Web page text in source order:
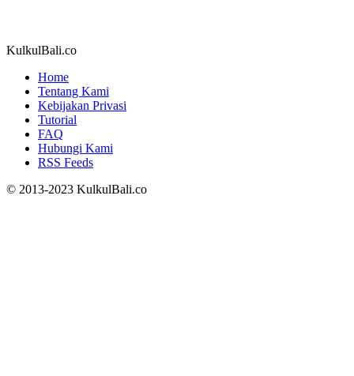
KulkulBali.co
Home
Tentang Kami
Kebijakan Privasi
Tutorial
FAQ
Hubungi Kami
RSS Feeds
© 2013-2023 KulkulBali.co